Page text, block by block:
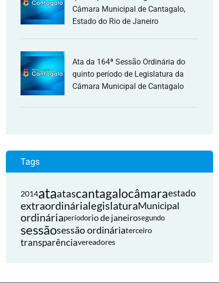
Câmara Municipal de Cantagalo,
Estado do Rio de Janeiro
Ata da 164ª Sessão Ordinária do
quinto período de Legislatura da
Câmara Municipal de Cantagalo
Tags
2014ataatascantagalocâmaraestado
extraordinárialegislaturaMunicipal
ordináriaperíodorio de janeirosegundo
sessãosessão ordináriaterceiro
transparênciavereadores